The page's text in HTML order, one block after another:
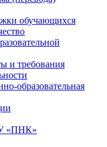
обучающихся
и требования
образовательная
«ПНК»